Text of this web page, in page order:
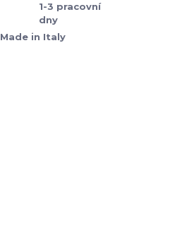
1-3 pracovní
dny
Made in Italy